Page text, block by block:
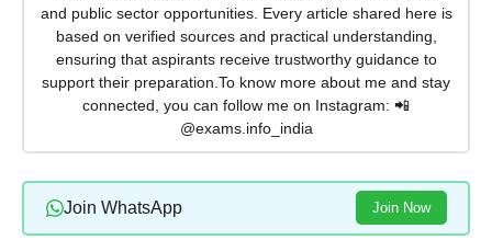
and public sector opportunities. Every article shared here is
based on verified sources and practical understanding,
ensuring that aspirants receive trustworthy guidance to
support their preparation.To know more about me and stay
connected, you can follow me on Instagram: 📲
@exams.info_india
Join WhatsApp Join Now